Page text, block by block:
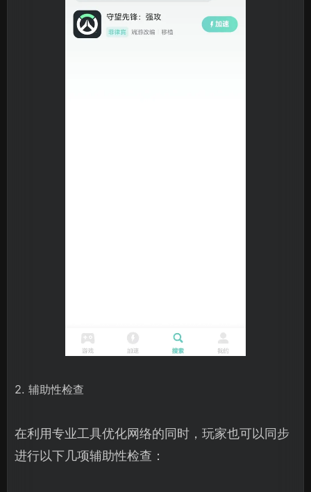
2. 辅助性检查
在利用专业工具优化网络的同时，玩家也可以同步
进行以下几项辅助性检查：